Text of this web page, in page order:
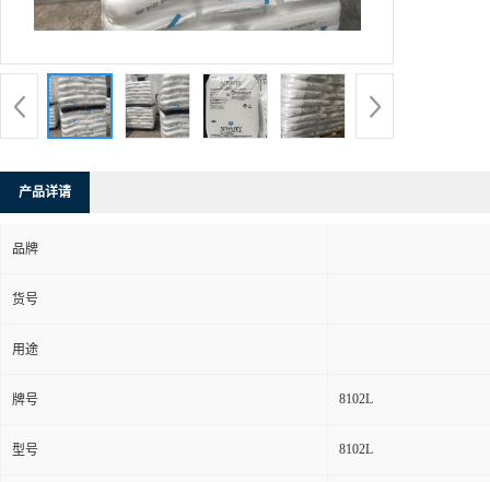
产品详请
品牌
货号
用途
牌号 8102L
型号 8102L